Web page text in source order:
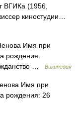
ВГИКа (1956,
киностудии…
Имя при
рождения:
…
Википедия
Имя при
рождения: 26